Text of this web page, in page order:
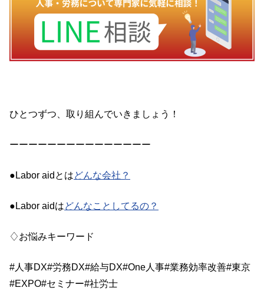
ひとつずつ、取り組んでいきましょう！
ーーーーーーーーーーーーーーー
● Labor aid とはどんな会社？
● Labor aidはどんなことしてるの？
♢お悩みキーワード
#人事DX#労務DX#給与DX#One人事#業務効率改善#東京
#EXPO#セミナー#社労士